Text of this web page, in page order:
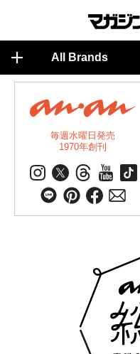
All Brands
毎週水曜日発売
1970年創刊